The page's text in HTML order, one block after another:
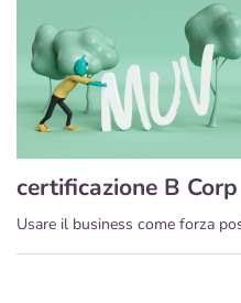
certificazione B Corp
Usare il business come forza